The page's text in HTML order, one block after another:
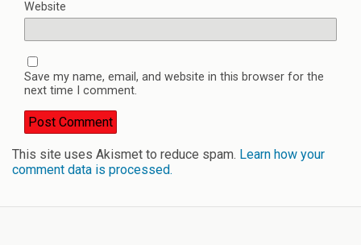
Website
Save my name, email, and website in this browser for the
next time I comment.
This site uses Akismet to reduce spam. Learn how your
comment data is processed.